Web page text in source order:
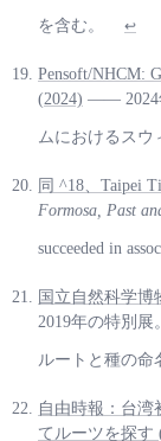
を含む。 ↩
Pensoft/NHCM:
(2024) —— 2024
ムにおけるスウ
同 ^18、Taipei
Formosa, Past
succeeded in
国立自然科学博
2019年の特別
ルートと種の命
自由時報：台湾
てルーツを探す